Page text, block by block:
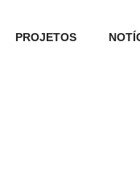
PROJETOS